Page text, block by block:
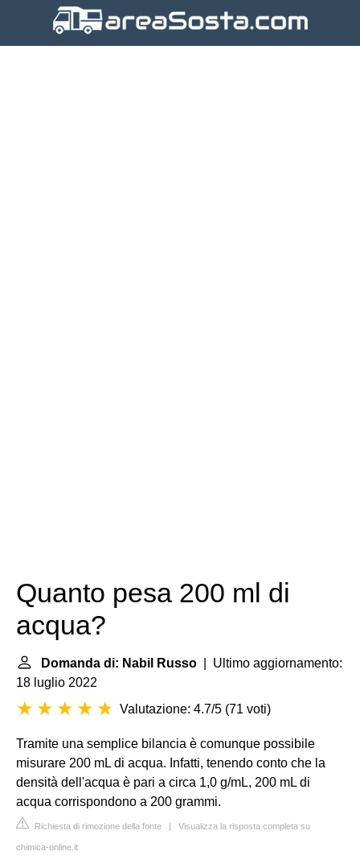
Quanto pesa 200 ml di
acqua?
Domanda di: Nabil Russo | Ultimo aggiornamento:
18 luglio 2022
Valutazione: 4.7/5 (71 voti)
Tramite una semplice bilancia è comunque possibile
misurare 200 mL di acqua. Infatti, tenendo conto che la
densità dell'acqua è pari a circa 1,0 g/mL, 200 mL di
acqua corrispondono a 200 grammi.
Richiesta di rimozione della fonte | Visualizza la risposta completa su
chimica-online.it